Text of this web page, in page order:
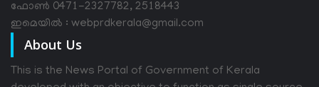
ഫോൺ 0471-2327782, 2518443
ഇമെയിൽ : webprdkerala@gmail.com
About Us
This is the News Portal of Government of Kerala